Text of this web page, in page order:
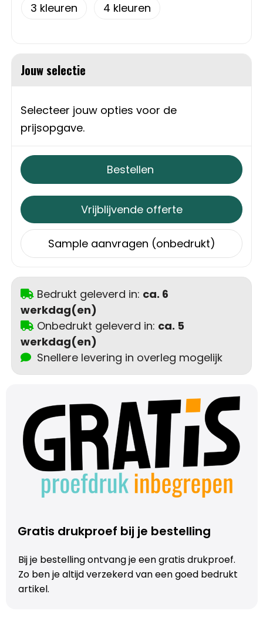
Autotassen
Collegetassen
Tablettassen
Trolleys
Aktetassen
Schoenentassen
Promotietassen
Goodiebags
3
4
Jouw selectie
Selecteer jouw opties voor de
prijsopgave.
Bestellen
Vrijblijvende offerte
Sample aanvragen (onbedrukt)
Bedrukt geleverd in: ca. 6
werkdag(en)
Onbedrukt geleverd in: ca. 5
werkdag(en)
Snellere levering in overleg mogelijk
Gratis drukproef bij je bestelling
Bij je bestelling ontvang je een gratis drukproef.
Zo ben je altijd verzekerd van een goed bedrukt
artikel.